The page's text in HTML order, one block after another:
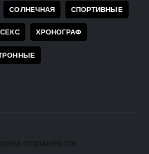
СОЛНЕЧНАЯ СПОРТИВНЫЕ
ХРОНОГРАФ
сохраняются